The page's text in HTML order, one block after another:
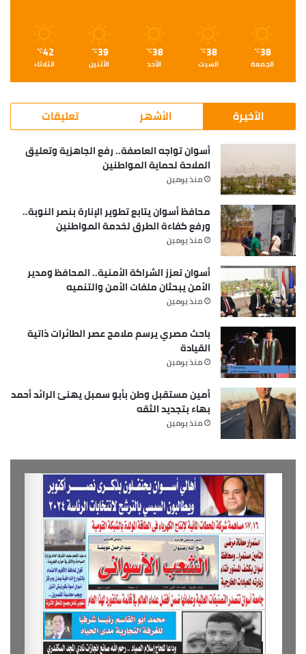
38
℃
الجمعة
38
℃
السبت
38
℃
الأحد
39
℃
الأثنين
42
℃
الثلاثاء
الأخيرة الأشهر تعليقات
أسوان تواجه العاصفة.. رفع الجاهزية وتعليق
الملاحة لحماية المواطنين
منذ يومين
محافظ أسوان يتابع تطوير الإنارة بنصر النوبة..
ورفع كفاءة الطرق لخدمة المواطنين
منذ يومين
أسوان تعزز الشراكة الأمنية.. المحافظ ومدير
الأمن يبحثان ملفات الأمن والتنميه
منذ يومين
باحث مصري يرسم ملامح عصر الطائرات ذاتية
القيادة
منذ يومين
أمين مستقبل وطن بأبو سمبل يهنئ الرائد أحمد
بهاء بتجديد الثقه
منذ يومين